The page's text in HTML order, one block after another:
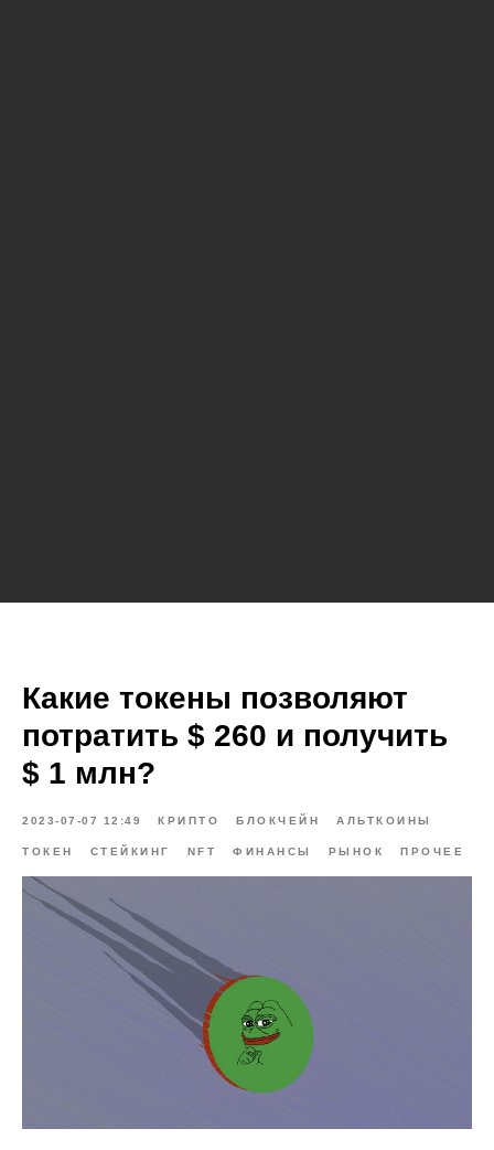
Какие токены позволяют
потратить $ 260 и получить
$ 1 млн?
2023-07-07 12:49 КРИПТО БЛОКЧЕЙН АЛЬТКОИНЫ
ТОКЕН СТЕЙКИНГ NFT ФИНАНСЫ РЫНОК ПРОЧЕЕ